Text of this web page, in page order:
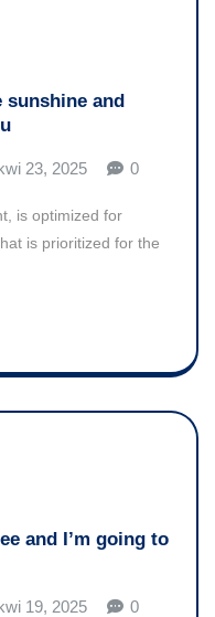
sunshine and
23, 2025 0
is optimized for
is prioritized for the
and I’m going to
19, 2025 0